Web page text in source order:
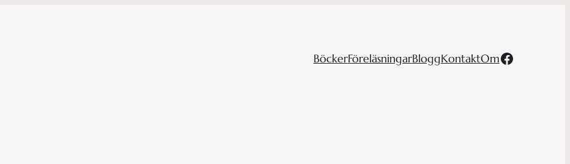
BöckerFöreläsningarBloggKontaktOmFacebook